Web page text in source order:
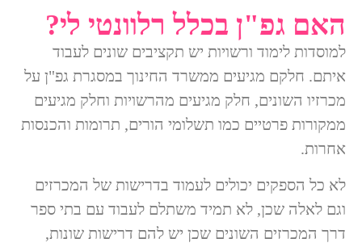
האם גפ"ן בכלל רלוונטי לי?
למוסדות לימוד ורשויות יש תקציבים שונים לעבוד
איתם. חלקם מגיעים ממשרד החינוך במסגרת גפ"ן על
מכרזיו השונים, חלק מגיעים מהרשויות וחלק מגיעים
ממקורות פרטיים כמו תשלומי הורים, תרומות והכנסות
אחרות.
לא כל הספקים יכולים לעמוד בדרישות של המכרזים
וגם לאלה שכן, לא תמיד משתלם לעבוד עם בתי ספר
דרך המכרזים השונים שכן יש להם דרישות שונות,